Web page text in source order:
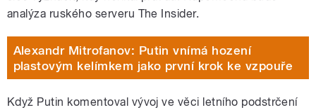
analýza ruského serveru The Insider.
Alexandr Mitrofanov: Putin vnímá hození
plastovým kelímkem jako první krok ke vzpouře
Když Putin komentoval vývoj ve věci letního podstrčení